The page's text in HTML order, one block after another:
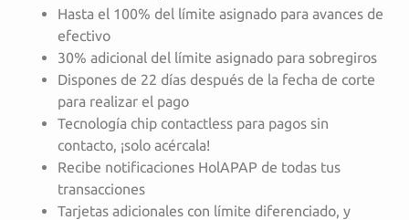
Hasta el 100% del límite asignado para avances de
efectivo
30% adicional del límite asignado para sobregiros
Dispones de 22 días después de la fecha de corte
para realizar el pago
Tecnología chip contactless para pagos sin
contacto, ¡solo acércala!
Recibe notificaciones HolAPAP de todas tus
transacciones
Tarjetas adicionales con límite diferenciado, y